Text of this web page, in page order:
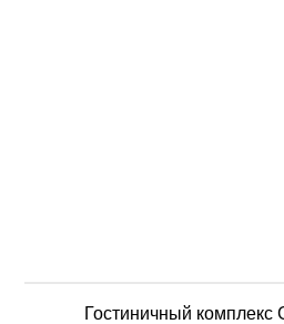
Гостиничный комплекс